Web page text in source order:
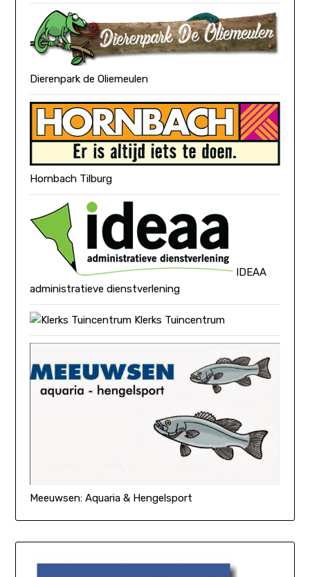
Dierenpark de Oliemeulen
Hornbach Tilburg
IDEAA
administratieve dienstverlening
Klerks Tuincentrum
Meeuwsen: Aquaria & Hengelsport